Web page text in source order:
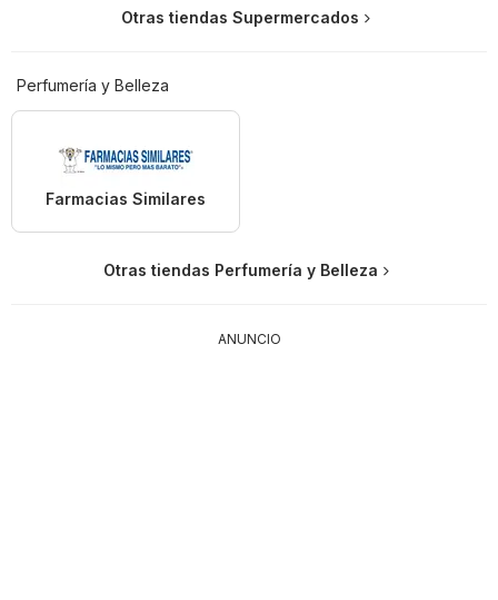
Otras tiendas Supermercados
Perfumería y Belleza
Farmacias Similares
Otras tiendas Perfumería y Belleza
ANUNCIO